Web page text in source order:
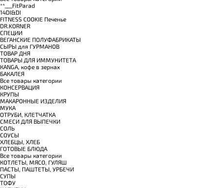
**___FitParad
14DI&DI
FITNESS COOKIE Печенье
DR.KORNER
СПЕЦИИ
ВЕГАНСКИЕ ПОЛУФАБРИКАТЫ
СЫРЫ для ГУРМАНОВ
TОВАР ДНЯ
TОВАРЫ ДЛЯ ИММУНИТЕТА
КANGA, кофе в зернах
БАКАЛЕЯ
Все товары категории
КОНСЕРВАЦИЯ
КРУПЫ
МАКАРОННЫЕ ИЗДЕЛИЯ
МУКА
ОТРУБИ, КЛЕТЧАТКА
СМЕСИ ДЛЯ ВЫПЕЧКИ
СОЛЬ
СОУСЫ
ХЛЕБЦЫ, ХЛЕБ
ГОТОВЫЕ БЛЮДА
Все товары категории
КОТЛЕТЫ, МЯСО, ГУЛЯШ
ПАСТЫ, ПАШТЕТЫ, УРБЕЧИ
СУПЫ
ТОФУ